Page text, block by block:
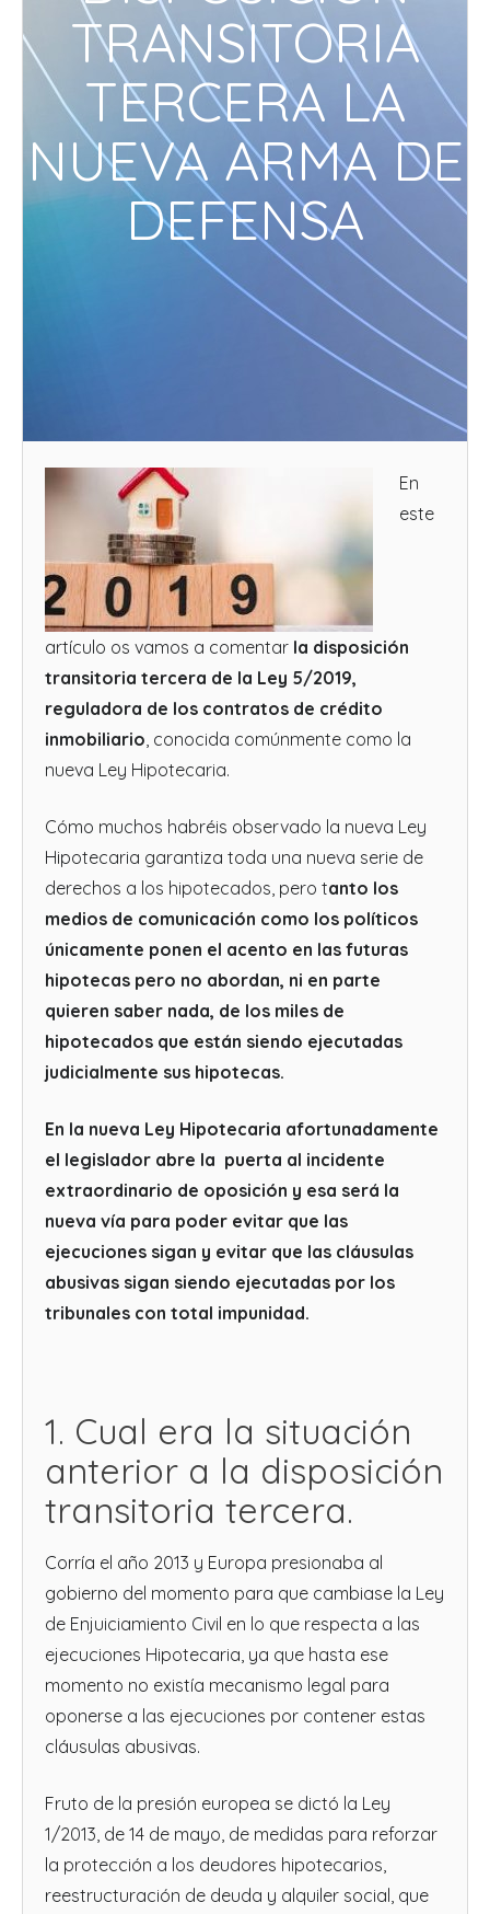
TRANSITORIA
TERCERA LA
NUEVA ARMA DE
DEFENSA
En
este
artículo os vamos a comentar la disposición
transitoria tercera de la Ley 5/2019,
reguladora de los contratos de crédito
inmobiliario, conocida comúnmente como la
nueva Ley Hipotecaria.
Cómo muchos habréis observado la nueva Ley
Hipotecaria garantiza toda una nueva serie de
derechos a los hipotecados, pero tanto los
medios de comunicación como los políticos
únicamente ponen el acento en las futuras
hipotecas pero no abordan, ni en parte
quieren saber nada, de los miles de
hipotecados que están siendo ejecutadas
judicialmente sus hipotecas.
En la nueva Ley Hipotecaria afortunadamente
el legislador abre la puerta al incidente
extraordinario de oposición y esa será la
nueva vía para poder evitar que las
ejecuciones sigan y evitar que las cláusulas
abusivas sigan siendo ejecutadas por los
tribunales con total impunidad.
1. Cual era la situación
anterior a la disposición
transitoria tercera.
Corría el año 2013 y Europa presionaba al
gobierno del momento para que cambiase la Ley
de Enjuiciamiento Civil en lo que respecta a las
ejecuciones Hipotecaria, ya que hasta ese
momento no existía mecanismo legal para
oponerse a las ejecuciones por contener estas
cláusulas abusivas.
Fruto de la presión europea se dictó la Ley
1/2013, de 14 de mayo, de medidas para reforzar
la protección a los deudores hipotecarios,
reestructuración de deuda y alquiler social, que